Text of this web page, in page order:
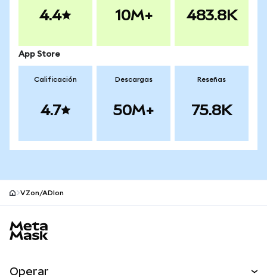
4.4 10M+ 483.8K
App Store
Calificación
4.7
Descargas
50M+
Reseñas
75.8K
VZon/ADIon
Operar